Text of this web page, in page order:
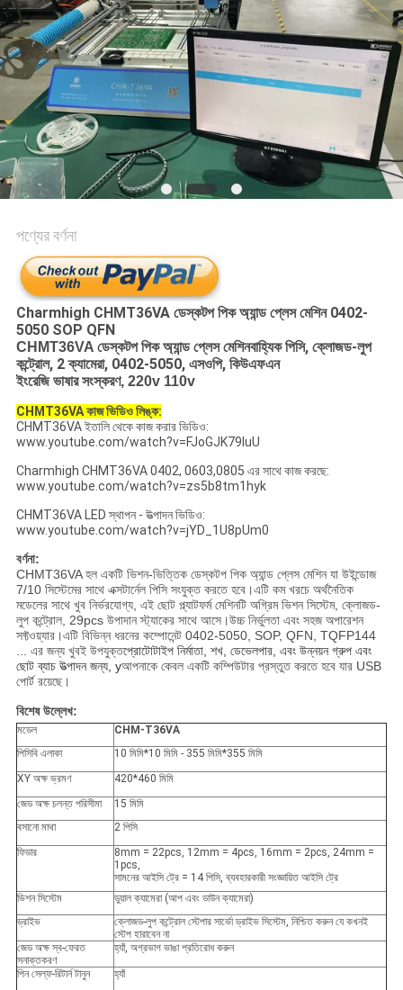
সাইটম্যাপ
গোপনীয়তা
নীতি
পণ্যের বর্ণনা
Charmhigh CHMT36VA ডেস্কটপ পিক অ্যান্ড প্লেস মেশিন 0402-
5050 SOP QFN
CHMT36VA ডেস্কটপ পিক অ্যান্ড প্লেস মেশিনবাহ্যিক পিসি, ক্লোজড-লুপ
কন্ট্রোল, 2 ক্যামেরা, 0402-5050, এসওপি, কিউএফএন
ইংরেজি ভাষার সংস্করণ, 220v 110v
CHMT36VA কাজ ভিডিও লিঙ্ক:
CHMT36VA ইতালি থেকে কাজ করার ভিডিও:
www.youtube.com/watch?v=FJoGJK79luU
Charmhigh CHMT36VA 0402, 0603,0805 এর সাথে কাজ করছে:
www.youtube.com/watch?v=zs5b8tm1hyk
CHMT36VA LED স্থাপন - উত্পাদন ভিডিও:
www.youtube.com/watch?v=jYD_1U8pUm0
বর্ণনা:
CHMT36VA হল একটি ভিশন-ভিত্তিক ডেস্কটপ পিক অ্যান্ড প্লেস মেশিন যা উইন্ডোজ
7/10 সিস্টেমের সাথে এক্সটার্নেল পিসি সংযুক্ত করতে হবে।এটি কম খরচে অর্থনৈতিক
মডেলের সাথে খুব নির্ভরযোগ্য, এই ছোট প্ল্যাটফর্ম মেশিনটি অগ্রিম ভিশন সিস্টেম, ক্লোজড-
লুপ কন্ট্রোল, 29pcs উপাদান স্ট্যাকের সাথে আসে।উচ্চ নির্ভুলতা এবং সহজ অপারেশন
সফ্টওয়্যার।এটি বিভিন্ন ধরনের কম্পোনেন্ট 0402-5050, SOP, QFN, TQFP144
... এর জন্য খুবই উপযুক্তপ্রোটোটাইপ নির্মাতা, শখ, ডেভেলপার, এবং উন্নয়ন গ্রুপ এবং
ছোট ব্যাচ উত্পাদন জন্য, yআপনাকে কেবল একটি কম্পিউটার প্রস্তুত করতে হবে যার USB
পোর্ট রয়েছে।
বিশেষ উল্লেখ:
মডেল
CHM-T36VA
পিসিবি এলাকা
10 মিমি*10 মিমি - 355 মিমি*355 মিমি
XY অক্ষ ভ্রমণ
420*460 মিমি
জেড অক্ষ চলন্ত পরিসীমা
15 মিমি
বসানো মাথা
2 পিসি
ফিডার
8mm = 22pcs, 12mm = 4pcs, 16mm = 2pcs, 24mm =
1pcs,
সামনের আইসি ট্রে = 14 পিসি, ব্যবহারকারী সংজ্ঞায়িত আইসি ট্রে
ভিশন সিস্টেম
ডুয়াল ক্যামেরা (আপ এবং ডাউন ক্যামেরা)
ড্রাইভ
ক্লোজড-লুপ কন্ট্রোল স্টেপার সার্ভো ড্রাইভ সিস্টেম, নিশ্চিত করুন যে কখনই
স্টেপ হারাবেন না
জেড অক্ষ স্ব-ফেরত
সনাক্তকরণ
হ্যাঁ, অগ্রভাগ ভাঙা প্রতিরোধ করুন
পিন সেল্ফ-রিটার্ন টানুন
হ্যাঁ